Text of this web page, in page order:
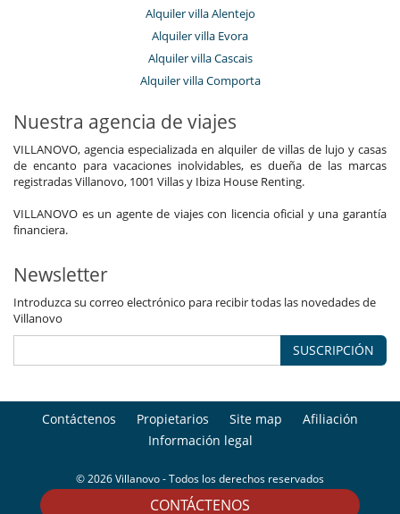
CONTÁCTENOS
Alquiler villa Alentejo
Alquiler villa Evora
Alquiler villa Cascais
Alquiler villa Comporta
Nuestra agencia de viajes
VILLANOVO, agencia especializada en alquiler de villas de lujo y casas
de encanto para vacaciones inolvidables, es dueña de las marcas
registradas Villanovo, 1001 Villas y Ibiza House Renting.
VILLANOVO es un agente de viajes con licencia oficial y una garantía
financiera.
Newsletter
Introduzca su correo electrónico para recibir todas las novedades de
Villanovo
SUSCRIPCIÓN
Contáctenos Propietarios Site map
Afiliación
Información legal
© 2026 Villanovo - Todos los derechos reservados